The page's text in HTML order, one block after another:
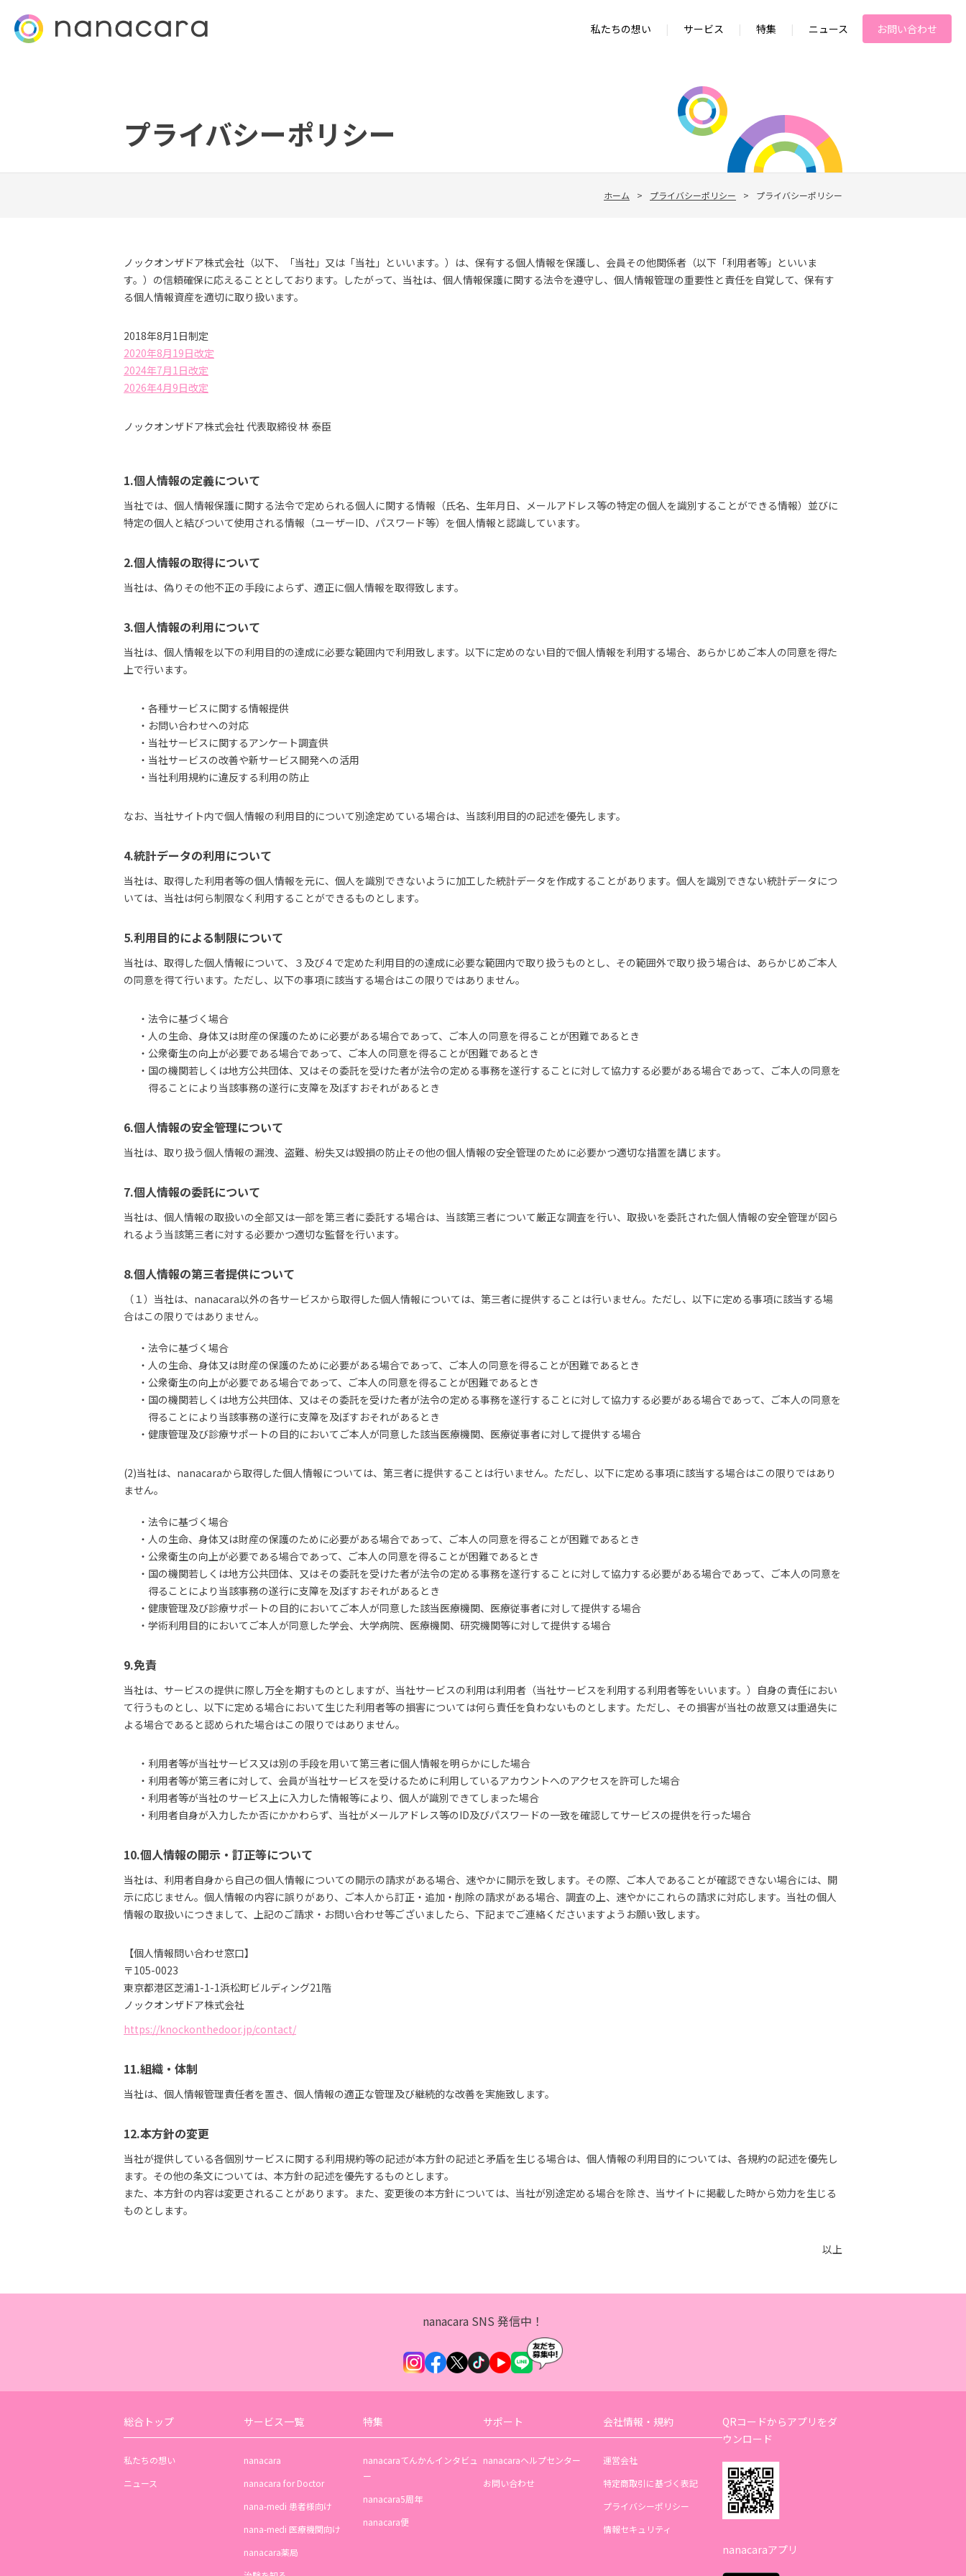
私たちの想い | サービス | 特集 | ニュース お問い合わせ
プライバシーポリシー
ホーム > プライバシーポリシー > プライバシーポリシー
ノックオンザドア株式会社（以下、「当社」又は「当社」といいます。）は、保有する個人情報を保護し、会員その他関係者（以下「利用者等」といいま
す。）の信頼確保に応えることとしております。したがって、当社は、個人情報保護に関する法令を遵守し、個人情報管理の重要性と責任を自覚して、保有す
る個人情報資産を適切に取り扱います。
2018年8月1日制定
2020年8月19日改定
2024年7月1日改定
2026年4月9日改定
ノックオンザドア株式会社 代表取締役 林 泰臣
1.個人情報の定義について
当社では、個人情報保護に関する法令で定められる個人に関する情報（氏名、生年月日、メールアドレス等の特定の個人を識別することができる情報）並びに
特定の個人と結びついて使用される情報（ユーザーID、パスワード等）を個人情報と認識しています。
2.個人情報の取得について
当社は、偽りその他不正の手段によらず、適正に個人情報を取得致します。
3.個人情報の利用について
当社は、個人情報を以下の利用目的の達成に必要な範囲内で利用致します。以下に定めのない目的で個人情報を利用する場合、あらかじめご本人の同意を得た
上で行います。
・各種サービスに関する情報提供
・お問い合わせへの対応
・当社サービスに関するアンケート調査供
・当社サービスの改善や新サービス開発への活用
・当社利用規約に違反する利用の防止
なお、当社サイト内で個人情報の利用目的について別途定めている場合は、当該利用目的の記述を優先します。
4.統計データの利用について
当社は、取得した利用者等の個人情報を元に、個人を識別できないように加工した統計データを作成することがあります。個人を識別できない統計データにつ
いては、当社は何ら制限なく利用することができるものとします。
5.利用目的による制限について
当社は、取得した個人情報について、３及び４で定めた利用目的の達成に必要な範囲内で取り扱うものとし、その範囲外で取り扱う場合は、あらかじめご本人
の同意を得て行います。ただし、以下の事項に該当する場合はこの限りではありません。
・法令に基づく場合
・人の生命、身体又は財産の保護のために必要がある場合であって、ご本人の同意を得ることが困難であるとき
・公衆衛生の向上が必要である場合であって、ご本人の同意を得ることが困難であるとき
・国の機関若しくは地方公共団体、又はその委託を受けた者が法令の定める事務を遂行することに対して協力する必要がある場合であって、ご本人の同意を
得ることにより当該事務の遂行に支障を及ぼすおそれがあるとき
6.個人情報の安全管理について
当社は、取り扱う個人情報の漏洩、盗難、紛失又は毀損の防止その他の個人情報の安全管理のために必要かつ適切な措置を講じます。
7.個人情報の委託について
当社は、個人情報の取扱いの全部又は一部を第三者に委託する場合は、当該第三者について厳正な調査を行い、取扱いを委託された個人情報の安全管理が図ら
れるよう当該第三者に対する必要かつ適切な監督を行います。
8.個人情報の第三者提供について
（１）当社は、nanacara以外の各サービスから取得した個人情報については、第三者に提供することは行いません。ただし、以下に定める事項に該当する場
合はこの限りではありません。
・法令に基づく場合
・人の生命、身体又は財産の保護のために必要がある場合であって、ご本人の同意を得ることが困難であるとき
・公衆衛生の向上が必要である場合であって、ご本人の同意を得ることが困難であるとき
・国の機関若しくは地方公共団体、又はその委託を受けた者が法令の定める事務を遂行することに対して協力する必要がある場合であって、ご本人の同意を
得ることにより当該事務の遂行に支障を及ぼすおそれがあるとき
・健康管理及び診療サポートの目的においてご本人が同意した該当医療機関、医療従事者に対して提供する場合
(2)当社は、nanacaraから取得した個人情報については、第三者に提供することは行いません。ただし、以下に定める事項に該当する場合はこの限りではあり
ません。
・法令に基づく場合
・人の生命、身体又は財産の保護のために必要がある場合であって、ご本人の同意を得ることが困難であるとき
・公衆衛生の向上が必要である場合であって、ご本人の同意を得ることが困難であるとき
・国の機関若しくは地方公共団体、又はその委託を受けた者が法令の定める事務を遂行することに対して協力する必要がある場合であって、ご本人の同意を
得ることにより当該事務の遂行に支障を及ぼすおそれがあるとき
・健康管理及び診療サポートの目的においてご本人が同意した該当医療機関、医療従事者に対して提供する場合
・学術利用目的においてご本人が同意した学会、大学病院、医療機関、研究機関等に対して提供する場合
9.免責
当社は、サービスの提供に際し万全を期すものとしますが、当社サービスの利用は利用者（当社サービスを利用する利用者等をいいます。）自身の責任におい
て行うものとし、以下に定める場合において生じた利用者等の損害については何ら責任を負わないものとします。ただし、その損害が当社の故意又は重過失に
よる場合であると認められた場合はこの限りではありません。
・利用者等が当社サービス又は別の手段を用いて第三者に個人情報を明らかにした場合
・利用者等が第三者に対して、会員が当社サービスを受けるために利用しているアカウントへのアクセスを許可した場合
・利用者等が当社のサービス上に入力した情報等により、個人が識別できてしまった場合
・利用者自身が入力したか否にかかわらず、当社がメールアドレス等のID及びパスワードの一致を確認してサービスの提供を行った場合
10.個人情報の開示・訂正等について
当社は、利用者自身から自己の個人情報についての開示の請求がある場合、速やかに開示を致します。その際、ご本人であることが確認できない場合には、開
示に応じません。個人情報の内容に誤りがあり、ご本人から訂正・追加・削除の請求がある場合、調査の上、速やかにこれらの請求に対応します。当社の個人
情報の取扱いにつきまして、上記のご請求・お問い合わせ等ございましたら、下記までご連絡くださいますようお願い致します。
【個人情報問い合わせ窓口】
〒105-0023
東京都港区芝浦1-1-1浜松町ビルディング21階
ノックオンザドア株式会社
https://knockonthedoor.jp/contact/
11.組織・体制
当社は、個人情報管理責任者を置き、個人情報の適正な管理及び継続的な改善を実施致します。
12.本方針の変更
当社が提供している各個別サービスに関する利用規約等の記述が本方針の記述と矛盾を生じる場合は、個人情報の利用目的については、各規約の記述を優先し
ます。その他の条文については、本方針の記述を優先するものとします。
また、本方針の内容は変更されることがあります。また、変更後の本方針については、当社が別途定める場合を除き、当サイトに掲載した時から効力を生じる
ものとします。
以上
nanacara SNS 発信中！
総合トップ
私たちの想い
ニュース
サービス一覧
nanacara
nanacara for Doctor
nana-medi 患者様向け
nana-medi 医療機関向け
nanacara薬局
特集
nanacaraてんかんインタビュ
ー
nanacara5周年
nanacara便
サポート
nanacaraヘルプセンター
お問い合わせ
会社情報・規約
運営会社
特定商取引に基づく表記
プライバシーポリシー
情報セキュリティ
QRコードからアプリをダ
ウンロード
nanacaraアプリ